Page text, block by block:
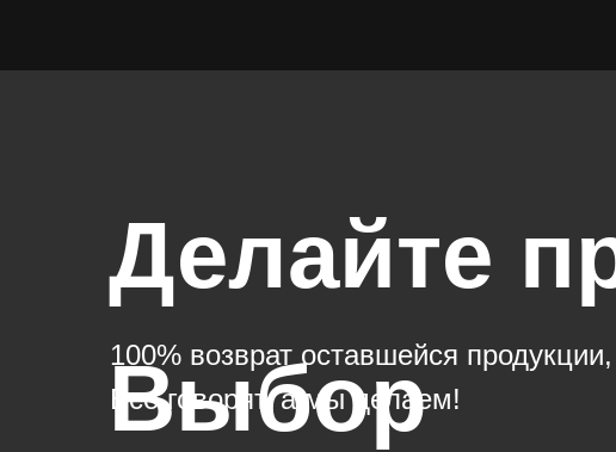
Делайте
Выбор
100% возврат оставшейся
Все говорят, а мы делаем!